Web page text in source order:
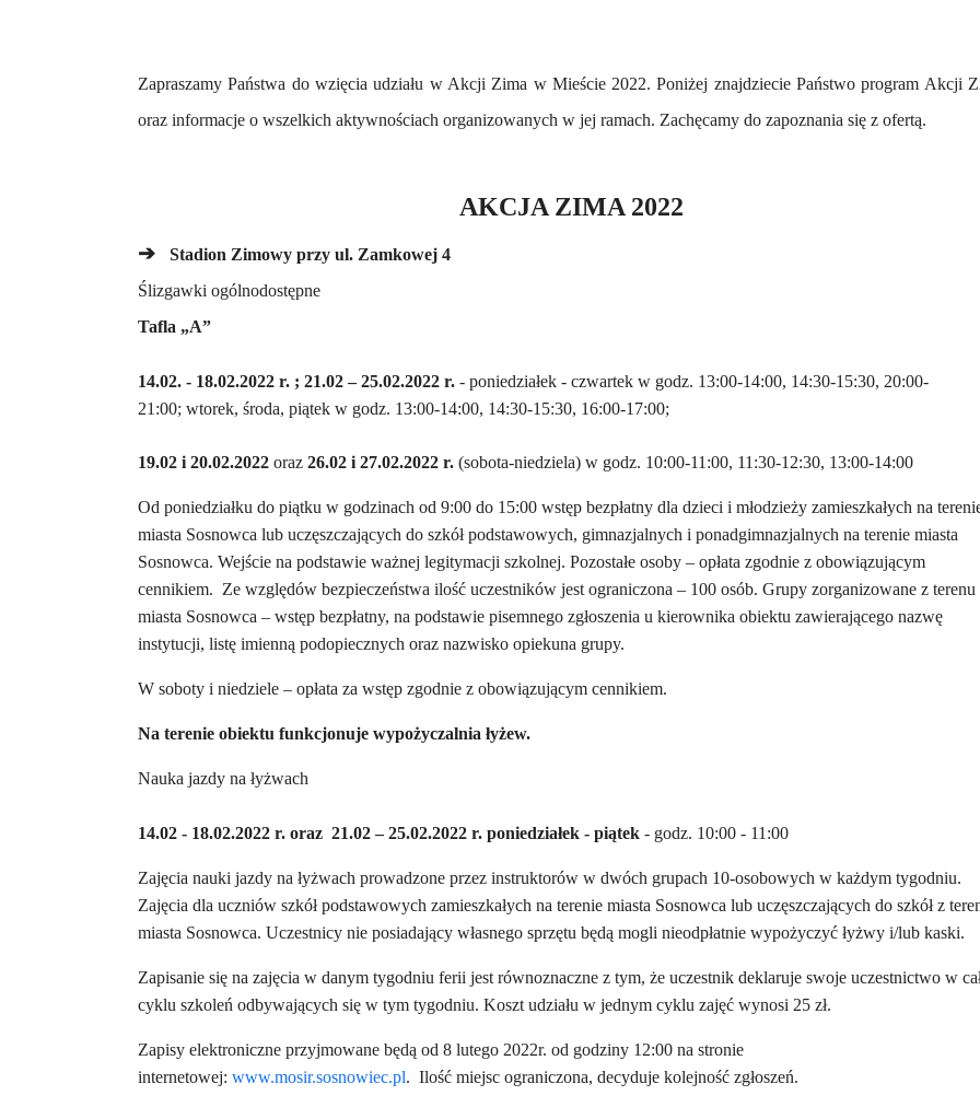
Zapraszamy Państwa do wzięcia udziału w Akcji Zima w Mieście 2022. Poniżej znajdziecie Państwo program Akcji
oraz informacje o wszelkich aktywnościach organizowanych w jej ramach. Zachęcamy do zapoznania się z ofertą.
AKCJA ZIMA 2022
➔
Stadion Zimowy przy ul. Zamkowej 4
Ślizgawki ogólnodostępne
Tafla „A”
14.02. - 18.02.2022 r. ; 21.02 – 25.02.2022 r. - poniedziałek - czwartek w godz. 13:00-14:00, 14:30-15:30, 20:00-
21:00; wtorek, środa, piątek w godz. 13:00-14:00, 14:30-15:30, 16:00-17:00;
19.02 i 20.02.2022 oraz 26.02 i 27.02.2022 r. (sobota-niedziela) w godz. 10:00-11:00, 11:30-12:30, 13:00-14:00
Od poniedziałku do piątku w godzinach od 9:00 do 15:00 wstęp bezpłatny dla dzieci i młodzieży zamieszkałych na
miasta Sosnowca lub uczęszczających do szkół podstawowych, gimnazjalnych i ponadgimnazjalnych na terenie miasta
Sosnowca. Wejście na podstawie ważnej legitymacji szkolnej. Pozostałe osoby – opłata zgodnie z obowiązującym
cennikiem. Ze względów bezpieczeństwa ilość uczestników jest ograniczona – 100 osób. Grupy zorganizowane z terenu
miasta Sosnowca – wstęp bezpłatny, na podstawie pisemnego zgłoszenia u kierownika obiektu zawierającego nazwę
instytucji, listę imienną podopiecznych oraz nazwisko opiekuna grupy.
W soboty i niedziele – opłata za wstęp zgodnie z obowiązującym cennikiem.
Na terenie obiektu funkcjonuje wypożyczalnia łyżew.
Nauka jazdy na łyżwach
14.02 - 18.02.2022 r. oraz 21.02 – 25.02.2022 r. poniedziałek - piątek - godz. 10:00 - 11:00
Zajęcia nauki jazdy na łyżwach prowadzone przez instruktorów w dwóch grupach 10-osobowych w każdym tygodniu.
Zajęcia dla uczniów szkół podstawowych zamieszkałych na terenie miasta Sosnowca lub uczęszczających do szkół z
miasta Sosnowca. Uczestnicy nie posiadający własnego sprzętu będą mogli nieodpłatnie wypożyczyć łyżwy i/lub kaski.
Zapisanie się na zajęcia w danym tygodniu ferii jest równoznaczne z tym, że uczestnik deklaruje swoje uczestnictwo w
cyklu szkoleń odbywających się w tym tygodniu. Koszt udziału w jednym cyklu zajęć wynosi 25 zł.
Zapisy elektroniczne przyjmowane będą od 8 lutego 2022r. od godziny 12:00 na stronie
internetowej: www.mosir.sosnowiec.pl. Ilość miejsc ograniczona, decyduje kolejność zgłoszeń.